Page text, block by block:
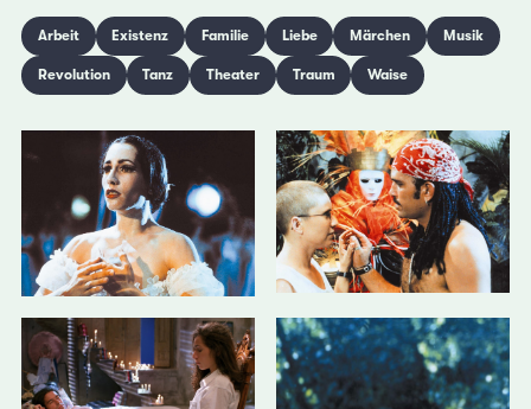
Arbeit Existenz Familie Liebe Märchen Musik
Revolution Tanz Theater Traum Waise